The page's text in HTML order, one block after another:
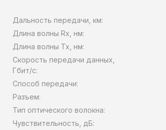
Дальность передачи, км:
Длина волны Rx, нм:
Длина волны Tx, нм:
Скорость передачи данных,
Гбит/c:
Способ передачи:
Разъем:
Тип оптического волокна:
Чувствительность, дБ: